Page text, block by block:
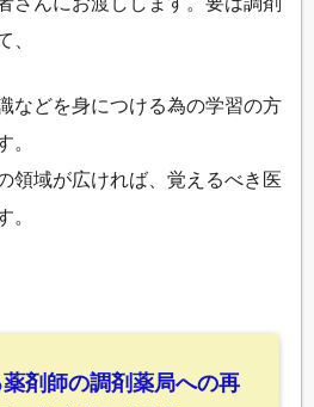
、
などを身につける為の学習の方
。
領域が広ければ、覚えるべき医
。
剤師の調剤薬局への再